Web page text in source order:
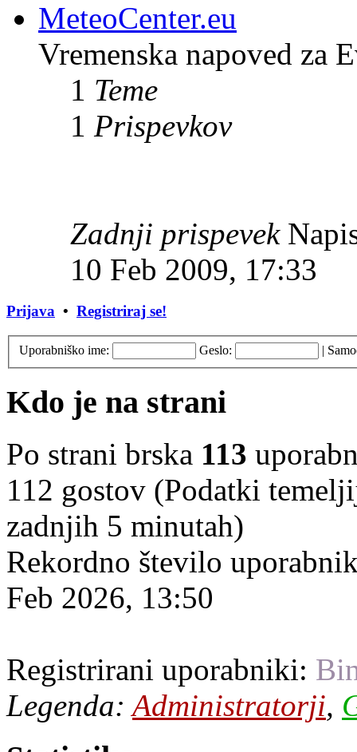
MeteoCenter.eu
Vremenska napoved za
1 Teme
1 Prispevkov
Zadnji prispevek
10 Feb 2009, 17:33
Prijava • Registriraj se!
Uporabniško ime: Geslo: |
Kdo je na strani
Po strani brska 113
112 gostov (Podatki
zadnjih 5 minutah)
Rekordno število
Feb 2026, 13:50
Registrirani uporabniki:
Legenda:Administratorji,